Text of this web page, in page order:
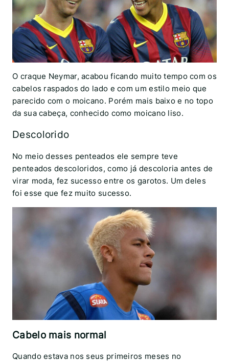
O craque Neymar, acabou ficando muito tempo com os
cabelos raspados do lado e com um estilo meio que
parecido com o moicano. Porém mais baixo e no topo
da sua cabeça, conhecido como moicano liso.
Descolorido
No meio desses penteados ele sempre teve
penteados descoloridos, como já descoloria antes de
virar moda, fez sucesso entre os garotos. Um deles
foi esse que fez muito sucesso.
Cabelo mais normal
Quando estava nos seus primeiros meses no